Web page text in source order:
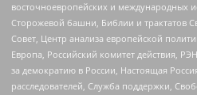
восточноевропейских и международных
Сторожевой башни, Библии и трактатов
Совет, Центр анализа европейской
Европа, Российский комитет действия,
за демократию в России, Настоящая
расследователей, Служба поддержки,